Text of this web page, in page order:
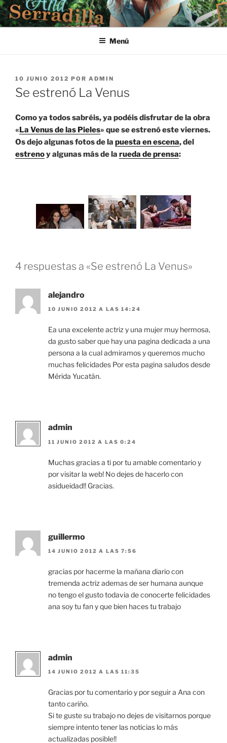
Saltar
al
contenido
Menú
PUBLICADO
EL
10 JUNIO 2012 POR ADMIN
Se estrenó La Venus
Como ya todos sabréis, ya podéis disfrutar de la obra
«La Venus de las Pieles» que se estrenó este viernes.
Os dejo algunas fotos de la puesta en escena, del
estrenoy algunas más de la rueda de prensa:
4 respuestas a «Se estrenó La Venus»
alejandro
10 JUNIO 2012 A LAS 14:24
Ea una excelente actriz y una mujer muy hermosa,
da gusto saber que hay una pagina dedicada a una
persona a la cual admiramos y queremos mucho
muchas felicidades Por esta pagina saludos desde
Mérida Yucatán.
admin
11 JUNIO 2012 A LAS 0:24
Muchas gracias a ti por tu amable comentario y
por visitar la web! No dejes de hacerlo con
asidueidad!! Gracias.
guillermo
14 JUNIO 2012 A LAS 7:56
gracias por hacerme la mañana diario con
tremenda actriz ademas de ser humana aunque
no tengo el gusto todavia de conocerte felicidades
ana soy tu fan y que bien haces tu trabajo
admin
14 JUNIO 2012 A LAS 11:35
Gracias por tu comentario y por seguir a Ana con
tanto cariño.
Si te guste su trabajo no dejes de visitarnos porque
siempre intento tener las noticias lo más
actualizadas posible!!